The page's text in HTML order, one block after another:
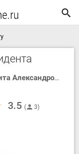
Филатов Никита Александрович
3.5 3